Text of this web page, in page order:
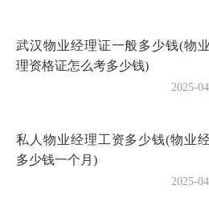
武汉物业经理证一般多少钱(物
理资格证怎么考多少钱)
2025-
私人物业经理工资多少钱(物业
多少钱一个月)
2025-